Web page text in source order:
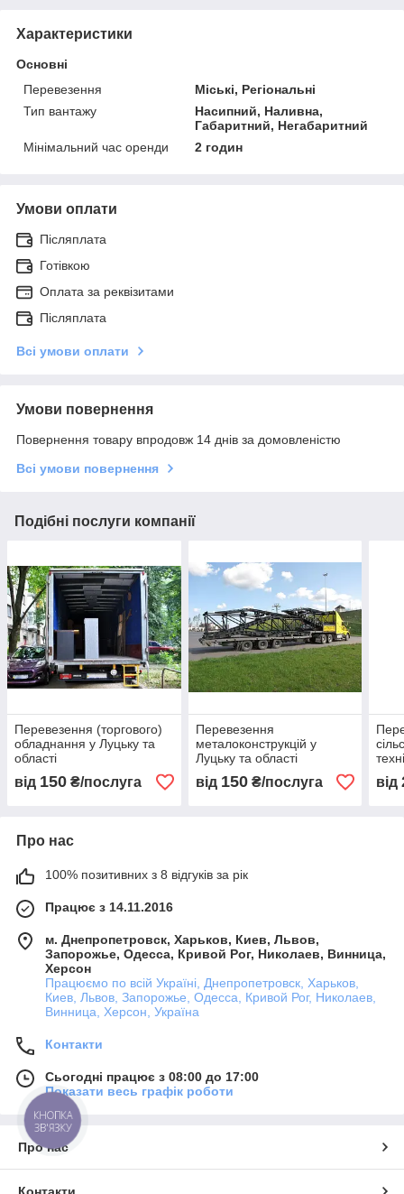
Характеристики
Основні
Перевезення
Міські, Регіональні
Тип вантажу
Насипний, Наливна,
Габаритний, Негабаритний
Мінімальний час оренди
2 годин
Умови оплати
Післяплата
Готівкою
Оплата за реквізитами
Післяплата
Всі умови оплати
Умови повернення
Повернення товару впродовж 14 днів за домовленістю
Всі умови повернення
Подібні послуги компанії
Перевезення (торгового)
обладнання у Луцьку та
області
від 150 ₴/послуга
Перевезення
металоконструкцій у
Луцьку та області
від 150₴/послуга від
Про нас
100% позитивних з 8 відгуків за рік
Працює з 14.11.2016
м. Днепропетровск, Харьков, Киев, Львов,
Запорожье, Одесса, Кривой Рог, Николаев, Винница,
Херсон
Працюємо по всій Україні, Днепропетровск, Харьков,
Киев, Львов, Запорожье, Одесса, Кривой Рог, Николаев,
Винница, Херсон, Україна
Контакти
Сьогодні працює з 08:00 до 17:00
Показати весь графік роботи
Про нас
КНОПКА
ЗВ'ЯЗКУ